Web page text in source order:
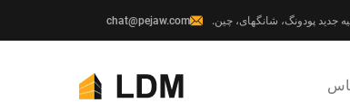
chat@pejaw.com